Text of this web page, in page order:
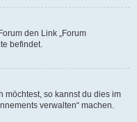
den Link „Forum
befindet.
möchtest, so kannst du dies im
verwalten“ machen.